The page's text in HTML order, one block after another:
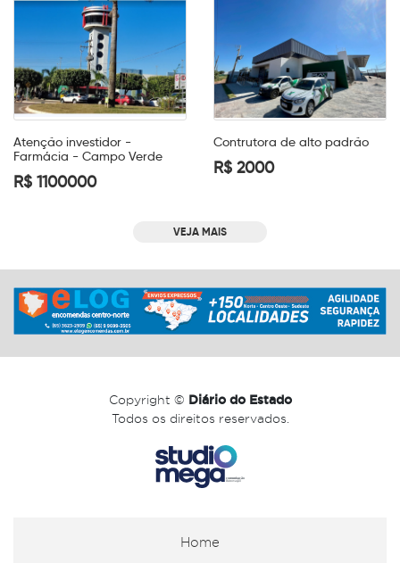
Atenção investidor -
Farmácia - Campo Verde
R$ 1100000
Contrutora de alto padrão
R$ 2000
VEJA MAIS
Copyright © Diário do Estado
Todos os direitos reservados.
Home